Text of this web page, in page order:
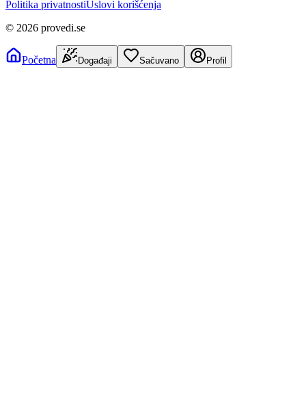
Politika privatnostiUslovi korišćenja
© 2026 provedi.se
Početna Događaji Sačuvano Profil